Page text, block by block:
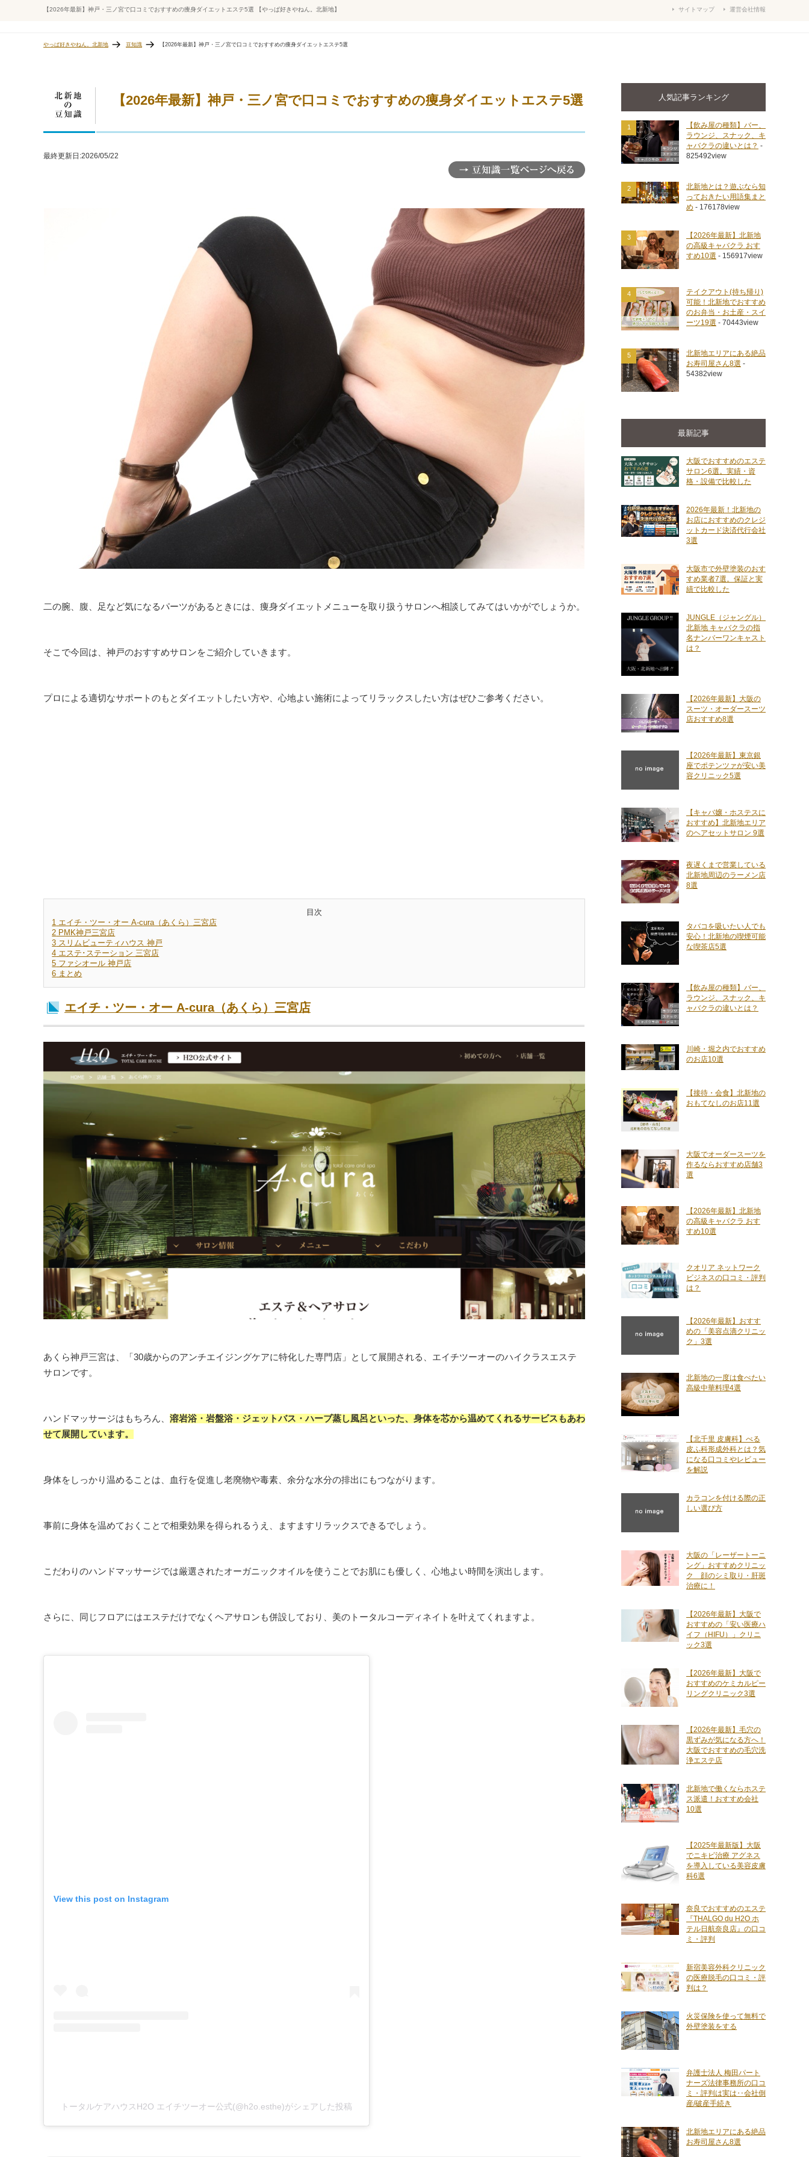
【2026年最新】神戸・三ノ宮で口コミでおすすめの痩身ダイエットエステ5選 【やっぱ好きやねん。北新地】 運営会社情報
サイトマップ
やっぱ好きやねん。北新地 豆知識 【2026年最新】神戸・三ノ宮で口コミでおすすめの痩身ダイエットエステ5選
【2026年最新】神戸・三ノ宮で口コミでおすすめの痩身ダイエットエステ5選
最終更新日:2026/05/22
二の腕、腹、足など気になるパーツがあるときには、痩身ダイエットメニューを取り扱うサロンへ相談してみてはいかがでしょうか。
そこで今回は、神戸のおすすめサロンをご紹介していきます。
プロによる適切なサポートのもとダイエットしたい方や、心地よい施術によってリラックスしたい方はぜひご参考ください。
目次
1 エイチ・ツー・オー A-cura（あくら）三宮店
2 PMK神戸三宮店
3 スリムビューティハウス 神戸
4 エステ･ステーション 三宮店
5 ファシオール 神戸店
6 まとめ
エイチ・ツー・オー A-cura（あくら）三宮店
あくら神戸三宮は、「30歳からのアンチエイジングケアに特化した専門店」として展開される、エイチツーオーのハイクラスエステ
サロンです。
ハンドマッサージはもちろん、 溶岩浴・岩盤浴・ジェットバス・ハーブ蒸し風呂といった、身体を芯から温めてくれるサービスもあわ
せて展開しています。
身体をしっかり温めることは、血行を促進し老廃物や毒素、余分な水分の排出にもつながります。
事前に身体を温めておくことで相乗効果を得られるうえ、ますますリラックスできるでしょう。
こだわりのハンドマッサージでは厳選されたオーガニックオイルを使うことでお肌にも優しく、心地よい時間を演出します。
さらに、同じフロアにはエステだけでなくヘアサロンも併設しており、美のトータルコーディネイトを叶えてくれますよ。
View this post on Instagram
トータルケアハウスH2O エイチツーオー公式(@h2o.esthe)がシェアした投稿
人気記事ランキング
1
【飲み屋の種類】バー、
ラウンジ、スナック、キ
ャバクラの違いとは？ -
825492view
2
北新地とは？遊ぶなら知
っておきたい用語集まと
め - 176178view
3
【2026年最新】北新地
の高級キャバクラ おす
すめ10選 - 156917view
4
テイクアウト(持ち帰り)
可能！北新地でおすすめ
のお弁当・お土産・スイ
ーツ19選 - 70443view
5
北新地エリアにある絶品
お寿司屋さん8選 -
54382view
最新記事
大阪でおすすめのエステ
サロン6選。実績・資
格・設備で比較した
2026年最新！北新地の
お店におすすめのクレジ
ットカード決済代行会社
3選
大阪市で外壁塗装のおす
すめ業者7選。保証と実
績で比較した
JUNGLE（ジャングル）
北新地 キャバクラの指
名ナンバーワンキャスト
は？
【2026年最新】大阪の
スーツ・オーダースーツ
店おすすめ8選
【2026年最新】東京銀
座でポテンツァが安い美
容クリニック5選
【キャバ嬢・ホステスに
おすすめ】北新地エリア
のヘアセットサロン 9選
夜遅くまで営業している
北新地周辺のラーメン店
8選
タバコを吸いたい人でも
安心！北新地の喫煙可能
な喫茶店5選
【飲み屋の種類】バー、
ラウンジ、スナック、キ
ャバクラの違いとは？
川崎・堀之内でおすすめ
のお店10選
【接待・会食】北新地の
おもてなしのお店11選
大阪でオーダースーツを
作るならおすすめ店舗3
選
【2026年最新】北新地
の高級キャバクラ おす
すめ10選
クオリア ネットワーク
ビジネスの口コミ・評判
は？
【2026年最新】おすす
めの「美容点滴クリニッ
ク」3選
北新地の一度は食べたい
高級中華料理4選
【北千里 皮膚科】べる
皮ふ科形成外科とは？気
になる口コミやレビュー
を解説
カラコンを付ける際の正
しい選び方
大阪の「レーザートーニ
ング」おすすめクリニッ
ク 顔のシミ取り・肝斑
治療に！
【2026年最新】大阪で
おすすめの「安い医療ハ
イフ（HIFU）」クリニ
ック3選
【2026年最新】大阪で
おすすめのケミカルピー
リングクリニック3選
【2026年最新】毛穴の
黒ずみが気になる方へ！
大阪でおすすめの毛穴洗
浄エステ店
北新地で働くならホステ
ス派遣！おすすめ会社
10選
【2025年最新版】大阪
でニキビ治療 アグネス
を導入している美容皮膚
科6選
奈良でおすすめのエステ
『THALGO du H2O ホ
テル日航奈良店』の口コ
ミ・評判
新宿美容外科クリニック
の医療脱毛の口コミ・評
判は？
火災保険を使って無料で
外壁塗装をする
弁護士法人 梅田パート
ナーズ法律事務所の口コ
ミ・評判は実は‥会社倒
産/破産手続き
北新地エリアにある絶品
お寿司屋さん8選